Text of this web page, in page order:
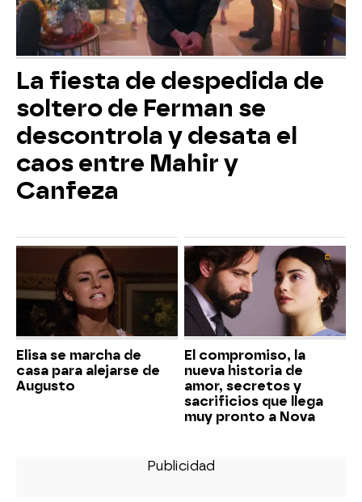
La fiesta de despedida de
soltero de Ferman se
descontrola y desata el
caos entre Mahir y
Canfeza
Elisa se marcha de
casa para alejarse de
Augusto
El compromiso, la
nueva historia de
amor, secretos y
sacrificios que llega
muy pronto a Nova